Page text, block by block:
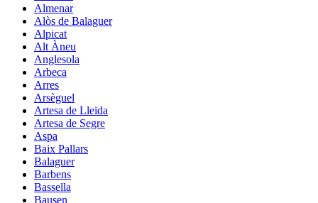
Almenar
Alòs de Balaguer
Alpicat
Alt Àneu
Anglesola
Arbeca
Arres
Arsèguel
Artesa de Lleida
Artesa de Segre
Aspa
Baix Pallars
Balaguer
Barbens
Bassella
Bausen